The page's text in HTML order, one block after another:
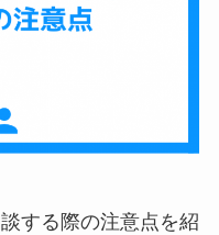
する際の注意点を紹